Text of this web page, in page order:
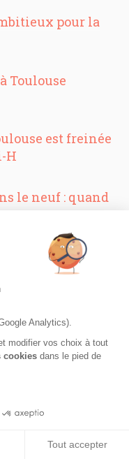
pour la
Toulouse
est freinée
H
le neuf : quand
ses propre...
un danger
pour les
quartier
loi Pinel
Analytics).
modifier vos choix à tout
cookies dans le pied de
Tout accepter